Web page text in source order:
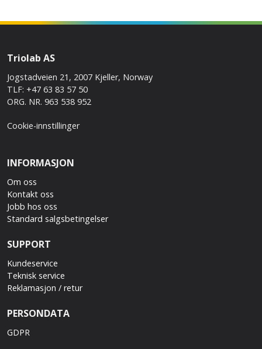
Triolab AS
Jogstadveien 21, 2007 Kjeller, Norway
TLF: +47 63 83 57 50
ORG. NR. 963 538 952
Cookie-innstillinger
INFORMASJON
Om oss
Kontakt oss
Jobb hos oss
Standard salgsbetingelser
SUPPORT
Kundeservice
Teknisk service
Reklamasjon / retur
PERSONDATA
GDPR